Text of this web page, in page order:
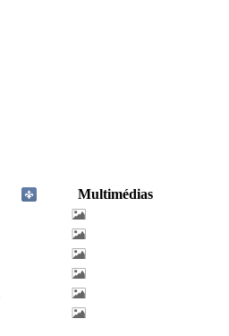
Multimédias